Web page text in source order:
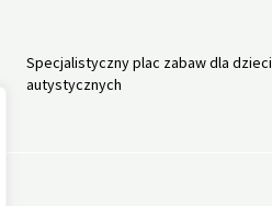
Specjalistyczny plac zabaw dla dzieci
autystycznych